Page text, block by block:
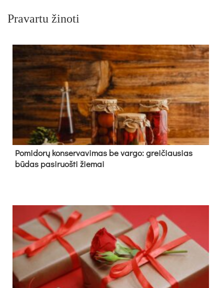
Pravartu žinoti
Pomidorų konservavimas be vargo: greičiausias
būdas pasiruošti žiemai